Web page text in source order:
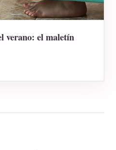
verano: el maletín